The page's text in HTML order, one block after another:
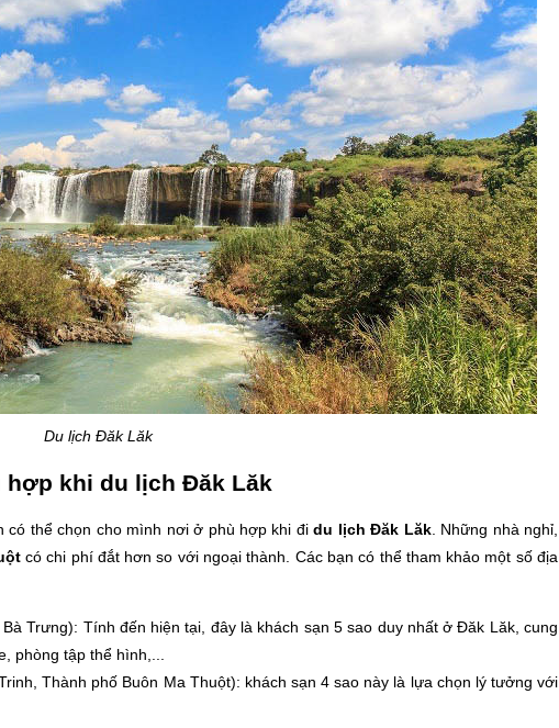
Du lịch Đăk Lăk
khi du lịch Đăk Lăk
có thể chọn cho mình nơi ở phù hợp khi đidu lịch Đăk Lăk. Những nhà nghỉ,
có chi phí đắt hơn so với ngoại thành. Các bạn có thể tham khảo một số địa
Trưng): Tính đến hiện tại, đây là khách sạn 5 sao duy nhất ở Đăk Lăk, cung
phòng tập thể hình,...
Thành phố Buôn Ma Thuột): khách sạn 4 sao này là lựa chọn lý tưởng với